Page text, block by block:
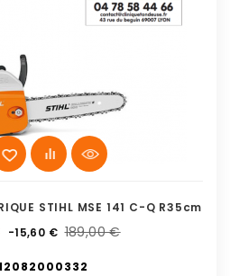
STIHL MSE 141 C-Q R35cm
-15,60 € 189,00 €